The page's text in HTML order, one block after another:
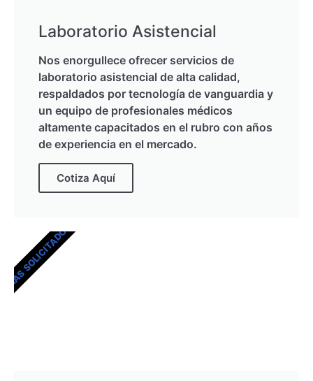
Laboratorio Asistencial
Nos enorgullece ofrecer servicios de
laboratorio asistencial de alta calidad,
respaldados por tecnología de vanguardia y
un equipo de profesionales médicos
altamente capacitados en el rubro con años
de experiencia en el mercado.
Cotiza Aquí
MÁS SOLICITADOS